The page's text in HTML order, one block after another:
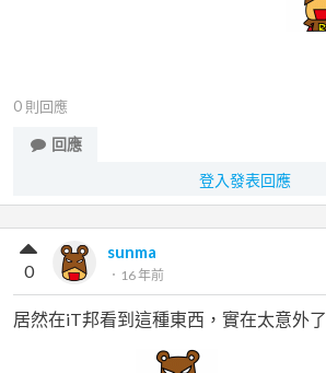
0 則回應
回應
登入發表回應
sunma
． 16 年前
0
居然在iT邦看到這種東西，實在太意外了